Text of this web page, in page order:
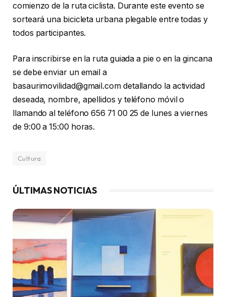
comienzo de la ruta ciclista. Durante este evento se
sorteará una bicicleta urbana plegable entre todas y
todos participantes.
Para inscribirse en la ruta guiada a pie o en la gincana
se debe enviar un email a
basaurimovilidad@gmail.com detallando la actividad
deseada, nombre, apellidos y teléfono móvil o
llamando al teléfono 656 71 00 25 de lunes a viernes
de 9:00 a 15:00 horas.
Cultura
ÚLTIMAS NOTICIAS